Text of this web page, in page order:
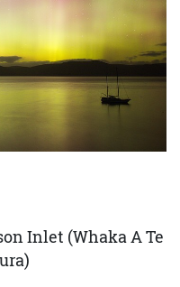
Inlet (Whaka A Te